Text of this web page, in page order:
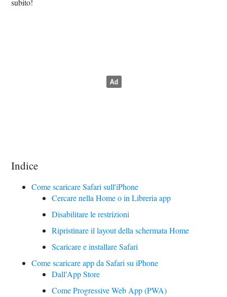
subito!
Indice
Come scaricare Safari sull'iPhone
Cercare nella Home o in Libreria app
Disabilitare le restrizioni
Ripristinare il layout della schermata Home
Scaricare e installare Safari
Come scaricare app da Safari su iPhone
Dall'App Store
Come Progressive Web App (PWA)